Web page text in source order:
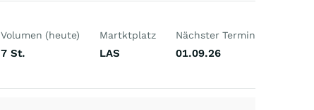
Volumen (heute)
7 St.
Martktplatz
LAS
Nächster Termin
01.09.26